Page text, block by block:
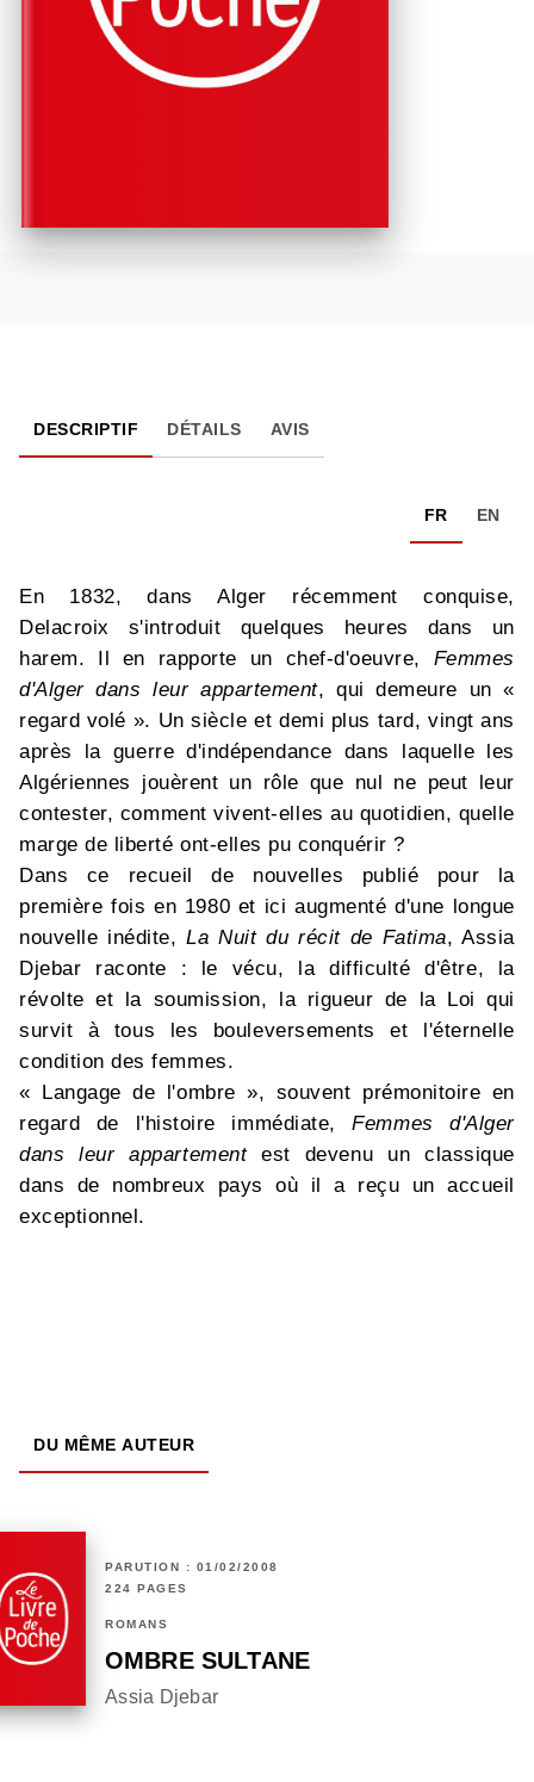
DESCRIPTIF DÉTAILS AVIS
FR EN
En 1832, dans Alger récemment conquise,
Delacroix s'introduit quelques heures dans un
harem. Il en rapporte un chef-d'oeuvre, Femmes
d'Alger dans leur appartement, qui demeure un «
regard volé ». Un siècle et demi plus tard, vingt ans
après la guerre d'indépendance dans laquelle les
Algériennes jouèrent un rôle que nul ne peut leur
contester, comment vivent-elles au quotidien, quelle
marge de liberté ont-elles pu conquérir ?
Dans ce recueil de nouvelles publié pour la
première fois en 1980 et ici augmenté d'une longue
nouvelle inédite,La Nuit du récit de Fatima, Assia
Djebar raconte : le vécu, la difficulté d'être, la
révolte et la soumission, la rigueur de la Loi qui
survit à tous les bouleversements et l'éternelle
condition des femmes.
« Langage de l'ombre », souvent prémonitoire en
regard de l'histoire immédiate,Femmes d'Alger
dans leur appartementest devenu un classique
dans de nombreux pays où il a reçu un accueil
exceptionnel.
DU MÊME AUTEUR
PARUTION : 01/02/2008
224 PAGES
ROMANS
OMBRE SULTANE
Assia Djebar